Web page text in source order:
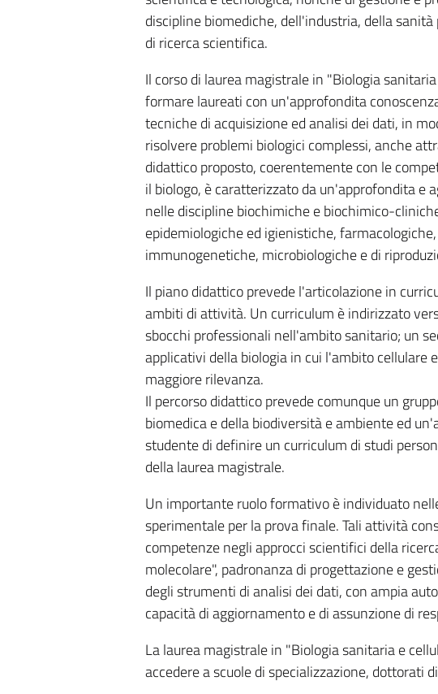
discipline biomediche, dell'industria, della
di ricerca scientifica.
Il corso di laurea magistrale in "Biologia
formare laureati con un'approfondita
tecniche di acquisizione ed analisi dei dati, in
risolvere problemi biologici complessi, anche
didattico proposto, coerentemente con le
il biologo, è caratterizzato da un'approfondita e
nelle discipline biochimiche e biochimico-
epidemiologiche ed igienistiche,
immunogenetiche, microbiologiche e di
Il piano didattico prevede l'articolazione in
ambiti di attività. Un curriculum è indirizzato
sbocchi professionali nell'ambito sanitario; un
applicativi della biologia in cui l'ambito cellulare
maggiore rilevanza.
Il percorso didattico prevede comunque un
biomedica e della biodiversità e ambiente ed
studente di definire un curriculum di studi
della laurea magistrale.
Un importante ruolo formativo è individuato
sperimentale per la prova finale. Tali attività
competenze negli approcci scientifici della
molecolare", padronanza di progettazione e
degli strumenti di analisi dei dati, con ampia
capacità di aggiornamento e di assunzione di
La laurea magistrale in "Biologia sanitaria e
accedere a scuole di specializzazione, dottorati